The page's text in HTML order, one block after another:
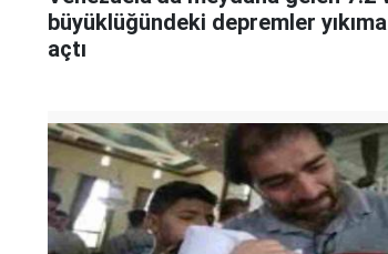
büyüklüğündeki depremler
açtı